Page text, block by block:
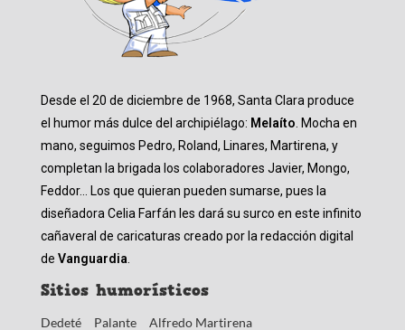
Desde el 20 de diciembre de 1968, Santa Clara produce
el humor más dulce del archipiélago: Melaíto . Mocha en
mano, seguimos Pedro, Roland, Linares, Martirena, y
completan la brigada los colaboradores Javier, Mongo,
Feddor… Los que quieran pueden sumarse, pues la
diseñadora Celia Farfán les dará su surco en este infinito
cañaveral de caricaturas creado por la redacción digital
de Vanguardia
Sitios humorísticos
Dedeté Palante Alfredo Martirena